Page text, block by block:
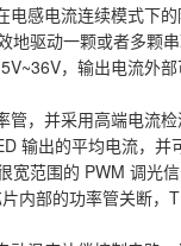
电感电流连续模式下
地驱动一颗或者多颗
5V~36V，输出电流外
管，并采用高端电流
输出的平均电流，并
宽范围的 PWM 调光
内部的功率管关断，